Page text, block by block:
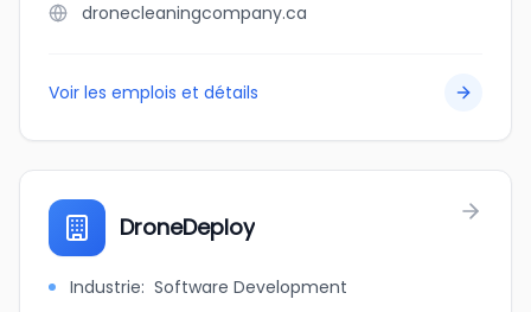
dronecleaningcompany.ca
Voir les emplois et détails
DroneDeploy
Industrie: Software Development